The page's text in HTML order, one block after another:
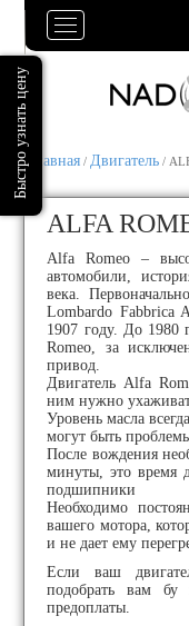
Главная / Двигатель /
ALFA
Alfa Romeo –
автомобили,
века.
Lombardo Fabbrica
1907 году. До 1980
Romeo, за
привод.
Двигатель Alfa
ним нужно
Уровень масла
могут быть
После вождения
минуты, это время
подшипники
Необходимо
вашего мотора,
и не дает ему
Если ваш
подобрать вам
предоплаты.